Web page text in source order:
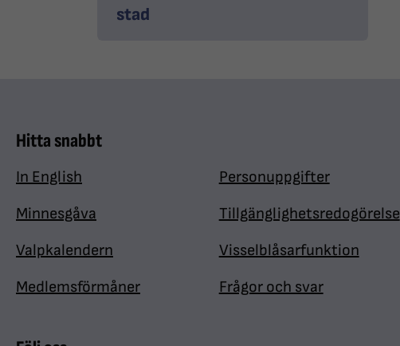
stad
Hitta snabbt
In English
Minnesgåva
Valpkalendern
Medlemsförmåner
Personuppgifter
Tillgänglighetsredogörelse
Visselblåsarfunktion
Frågor och svar